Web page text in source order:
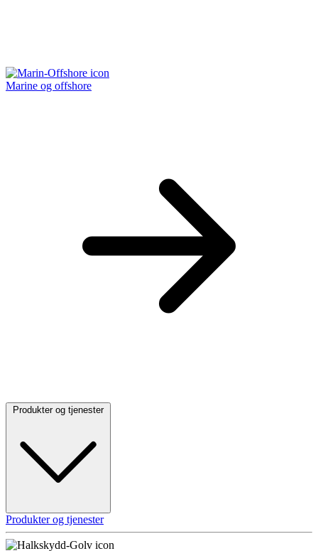
Marine og offshore
Produkter og tjenester
Produkter og tjenester